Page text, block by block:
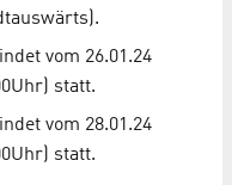
vom 26.01.24
statt.
vom 28.01.24
statt.